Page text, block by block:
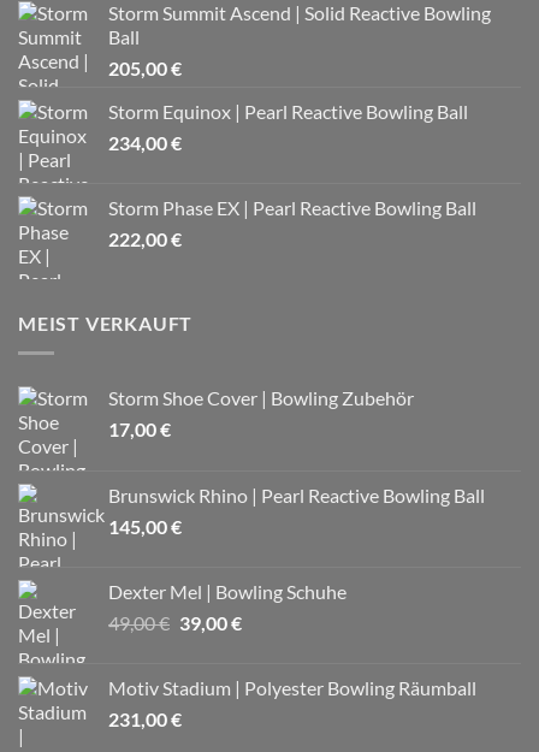
Storm Summit Ascend | Solid Reactive Bowling
Ball
205,00€
Storm Equinox | Pearl Reactive Bowling Ball
234,00€
Storm Phase EX | Pearl Reactive Bowling Ball
222,00€
MEIST VERKAUFT
Storm Shoe Cover | Bowling Zubehör
17,00€
Brunswick Rhino | Pearl Reactive Bowling Ball
145,00€
Dexter Mel | Bowling Schuhe
49,00€ Ursprünglicher
49,00 €
39,00€Aktueller
39,00 €.
Motiv Stadium | Polyester Bowling Räumball
231,00€